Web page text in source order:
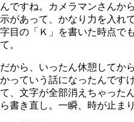
んですね。カメラマンさんか
示があって、かなり力を入れ
字目の「Ｋ」を書いた時点で
て。
だから、いったん休憩してか
かっていう話になったんです
て、文字が全部消えちゃった
ら書き直し。一瞬、時が止ま